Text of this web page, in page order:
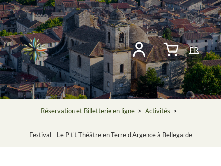
FR
Réservation et Billetterie en ligne > Activités >
Festival - Le P'tit Théâtre en Terre d'Argence à Bellegarde